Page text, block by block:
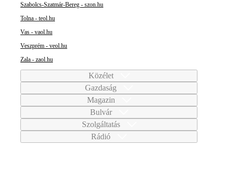
Szabolcs-Szatmár-Bereg - szon.hu
Tolna - teol.hu
Vas - vaol.hu
Veszprém - veol.hu
Zala - zaol.hu
Közélet
Gazdaság
Magazin
Bulvár
Szolgáltatás
Rádió